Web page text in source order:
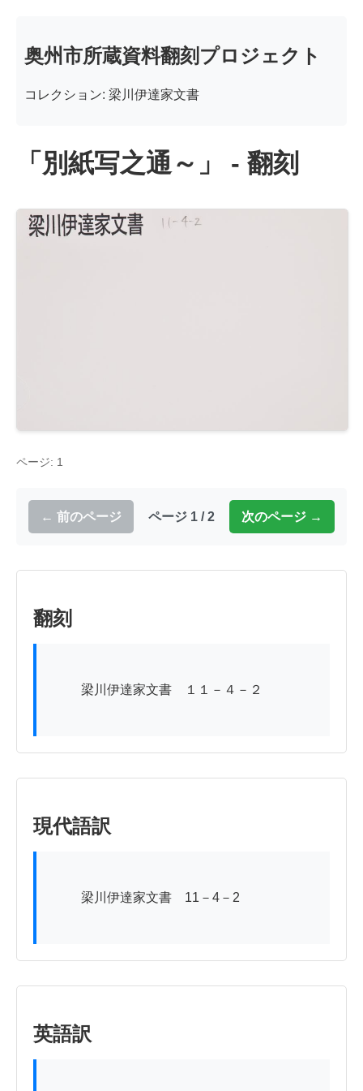
奥州市所蔵資料翻刻プロジェクト
コレクション: 梁川伊達家文書
「別紙写之通～」 - 翻刻
ページ: 1
← 前のページ ページ 1 / 2 次のページ →
翻刻
現代語訳
英語訳